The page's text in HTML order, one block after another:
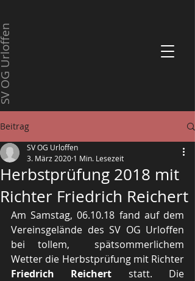
Beitrag
Herbstprüfung 2018 mit
Richter Friedrich Reichert
SV OG Urloffen
3. März 2020 1 Min. Lesezeit
Am Samstag, 06.10.18 fand auf dem
Vereinsgelände des SV OG Urloffen
bei tollem,  spätsommerlichem
Friedrich Reichert statt. Die